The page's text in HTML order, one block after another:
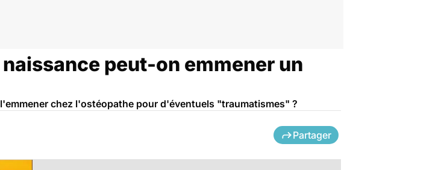
peut-on emmener un
chez l'ostéopathe pour d'éventuels "traumatismes" ?
Partager